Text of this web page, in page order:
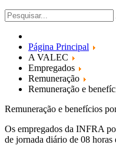
Página Principal
A VALEC
Empregados
Remuneração
Remuneração e
Remuneração e benefícios
Os empregados da INFRA
de jornada diário de 08 horas